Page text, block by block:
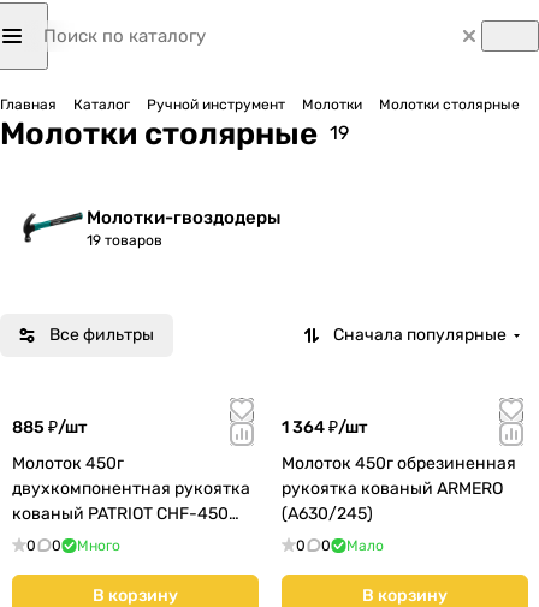
Главная Каталог Ручной инструмент Молотки Молотки столярные
Молотки столярные 19
Молотки-гвоздодеры
19 товаров
Все фильтры Сначала популярные
885 ₽/шт
Молоток 450г
двухкомпонентная рукоятка
кованый PATRIOT СHF-450
(350001020)
0 0 Много
В корзину
1 364 ₽/шт
Молоток 450г обрезиненная
рукоятка кованый ARMERO
(A630/245)
0 0 Мало
В корзину